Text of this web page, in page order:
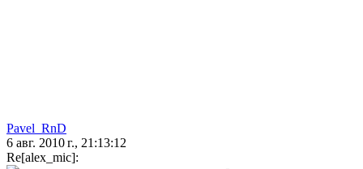
Pavel_RnD
6 авг. 2010 г., 21:13:12
Re[alex_mic]: